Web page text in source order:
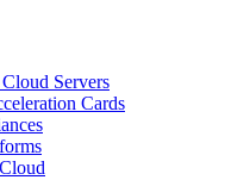
Servers
Cards